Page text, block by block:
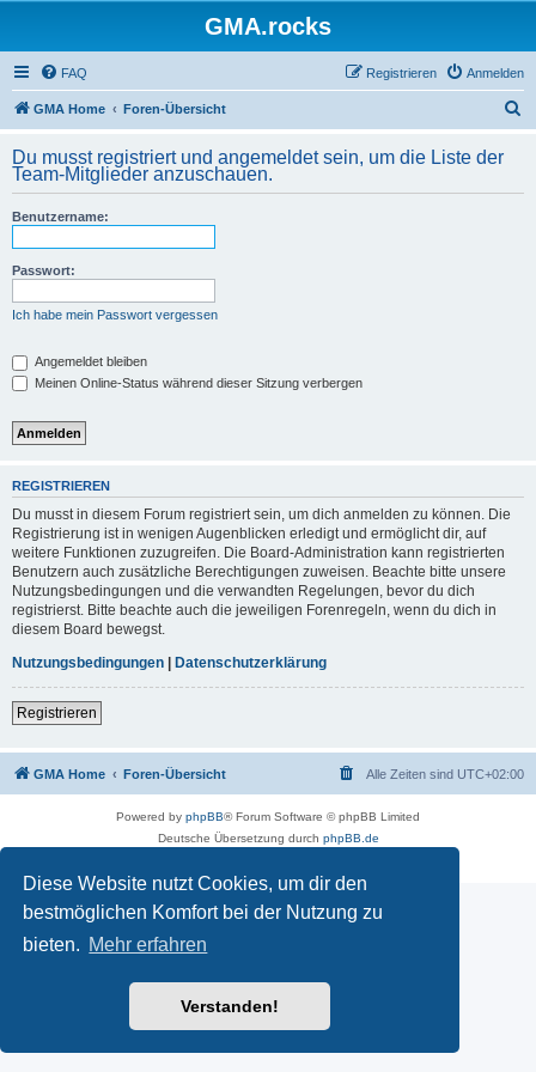
Diese Website nutzt Cookies, um dir den
bestmöglichen Komfort bei der Nutzung zu
bieten. Mehr erfahren
Verstanden!
GMA.rocks
FAQ Anmelden
Registrieren
GMA Home Foren-Übersicht
h
Du musst registriert und angemeldet sein, um die Liste der
Team-Mitglieder anzuschauen.
Benutzername:
Passwort:
Ich habe mein Passwort vergessen
Angemeldet bleiben
Meinen Online-Status während dieser Sitzung verbergen
REGISTRIEREN
Du musst in diesem Forum registriert sein, um dich anmelden zu können. Die
Registrierung ist in wenigen Augenblicken erledigt und ermöglicht dir, auf
weitere Funktionen zuzugreifen. Die Board-Administration kann registrierten
Benutzern auch zusätzliche Berechtigungen zuweisen. Beachte bitte unsere
Nutzungsbedingungen und die verwandten Regelungen, bevor du dich
registrierst. Bitte beachte auch die jeweiligen Forenregeln, wenn du dich in
diesem Board bewegst.
Nutzungsbedingungen | Datenschutzerklärung
Registrieren
GMA Home Foren-Übersicht Alle Zeiten sind UTC+02:00
Powered by phpBB® Forum Software © phpBB Limited
Deutsche Übersetzung durch phpBB.de